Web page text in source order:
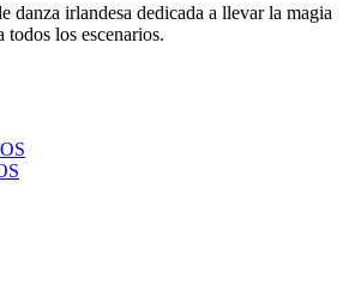
danza irlandesa dedicada a llevar la magia
los escenarios.